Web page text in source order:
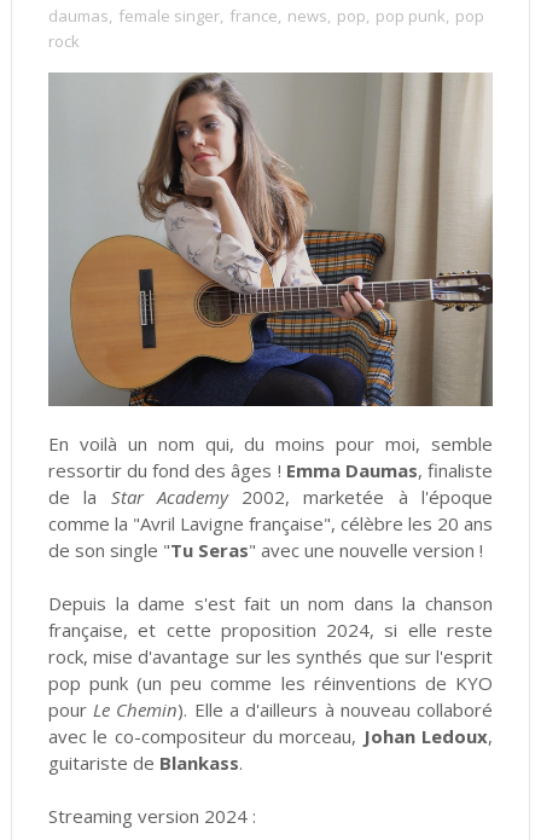
daumas, female singer, france, news, pop, pop punk, pop
rock
En voilà un nom qui, du moins pour moi, semble
ressortir du fond des âges ! Emma Daumas, finaliste
de la Star Academy2002, marketée à l'époque
comme la "Avril Lavigne française", célèbre les 20 ans
de son single "Tu Seras" avec une nouvelle version !
Depuis la dame s'est fait un nom dans la chanson
française, et cette proposition 2024, si elle reste
rock, mise d'avantage sur les synthés que sur l'esprit
pop punk (un peu comme les réinventions de KYO
pourLe Chemin). Elle a d'ailleurs à nouveau collaboré
avec le co-compositeur du morceau, Johan Ledoux,
guitariste de Blankass.
Streaming version 2024 :